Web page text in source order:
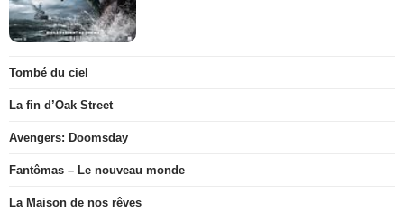
Tombé du ciel
La fin d’Oak Street
Avengers: Doomsday
Fantômas – Le nouveau monde
La Maison de nos rêves